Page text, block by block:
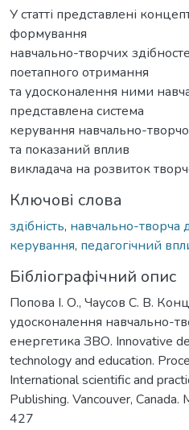
У статті представлені
формування
навчально-творчих
поетапного отримання
та удосконалення ними
представлена система
керування навчально-
та показаний вплив
викладача на розвиток
Ключові слова
здібність, навчально-творча
керування, педагогічний
Бібліографічний опис
Попова І. О., Чаусов С. В.
удосконалення навчально-
енергетика ЗВО. Innovative
technology and education.
International scientific and
Publishing. Vancouver,
427